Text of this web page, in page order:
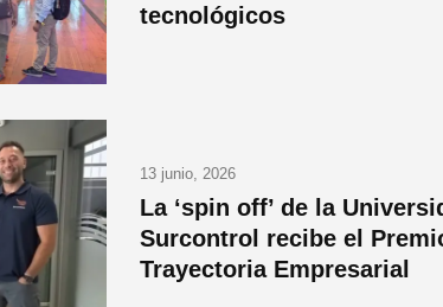
tecnológicos
13 junio, 2026
La ‘spin off’ de la
Surcontrol recibe el
Trayectoria Empresarial